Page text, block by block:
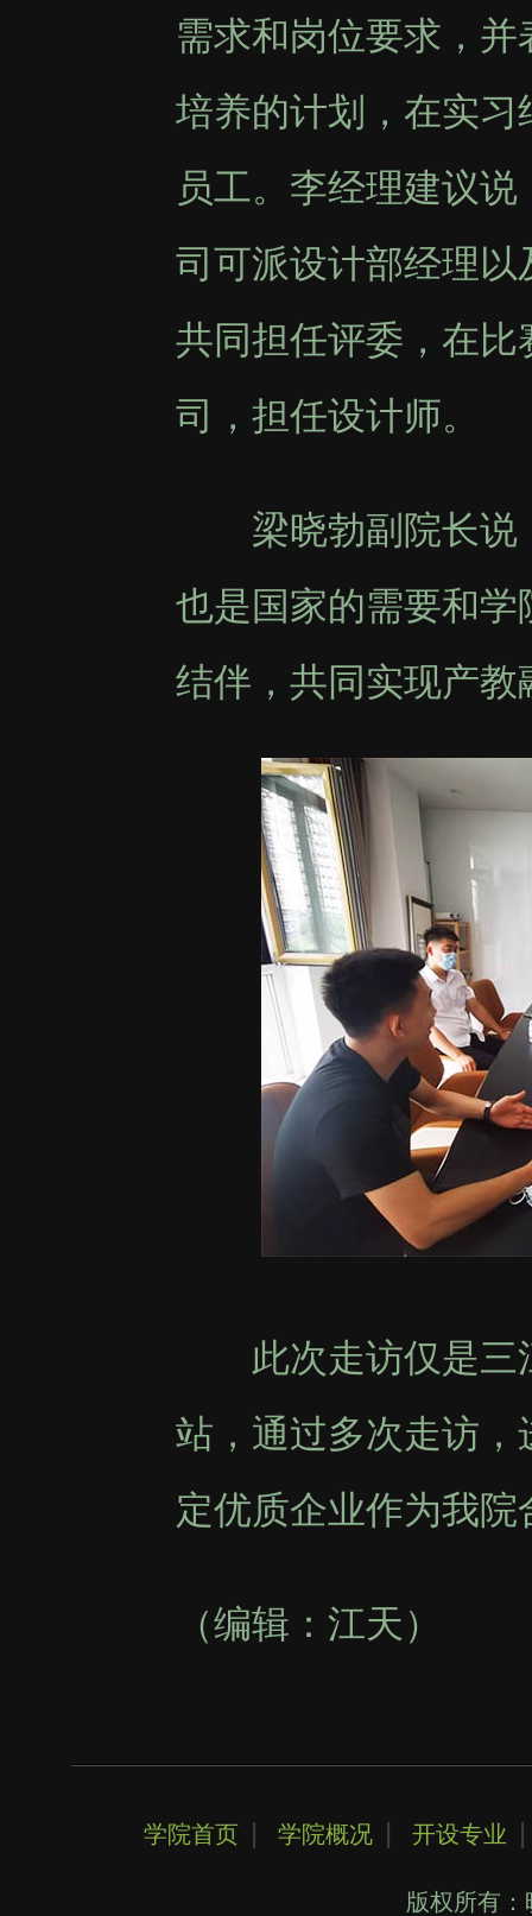
需求和岗位要求，
培养的计划，在实
员工。李经理建议
司可派设计部经理
共同担任评委，在
司，担任设计师。
梁晓勃副院长说
也是国家的需要和
结伴，共同实现产教
此次走访仅是三
站，通过多次走访
定优质企业作为我院
（编辑：江天）
学院首页 | 学院概况 | 开设专业
版权所有：